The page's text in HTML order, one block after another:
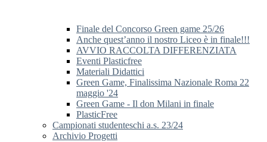
Finale del Concorso Green game 25/26
Anche quest’anno il nostro Liceo è in finale!!!
AVVIO RACCOLTA DIFFERENZIATA
Eventi Plasticfree
Materiali Didattici
Green Game, Finalissima Nazionale Roma 22
maggio '24
Green Game - Il don Milani in finale
PlasticFree
Campionati studenteschi a.s. 23/24
Archivio Progetti